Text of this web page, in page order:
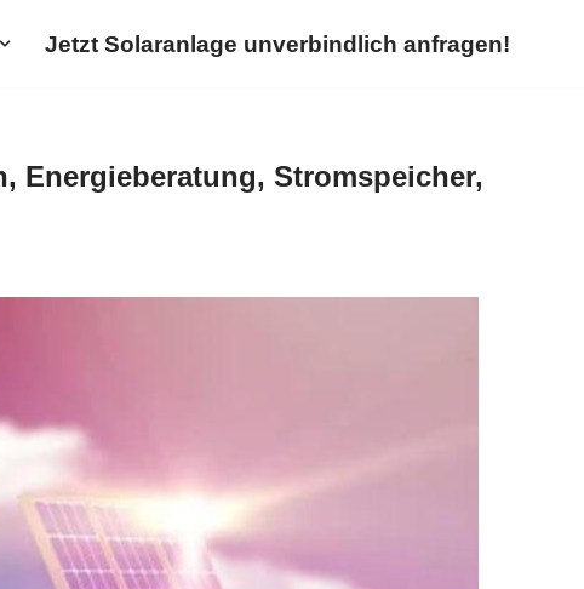
Jetzt Solaranlage unverbindlich anfragen!
Energieberatung, Stromspeicher,